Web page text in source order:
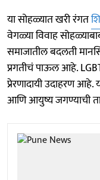
या सोहळ्यात खरी रंगत
वेगळ्या विवाह
समाजातील बदलती
प्रगतीचं पाऊल आहे.
प्रेरणादायी उदाहरण
आणि आयुष्य जगण्याची